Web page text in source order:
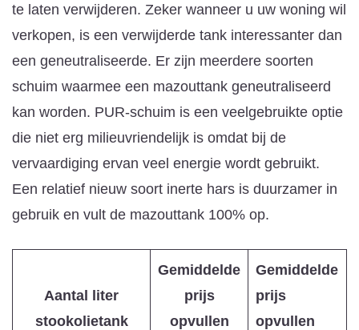
te laten verwijderen. Zeker wanneer u uw woning wil
verkopen, is een verwijderde tank interessanter dan
een geneutraliseerde. Er zijn meerdere soorten
schuim waarmee een mazouttank geneutraliseerd
kan worden. PUR-schuim is een veelgebruikte optie
die niet erg milieuvriendelijk is omdat bij de
vervaardiging ervan veel energie wordt gebruikt.
Een relatief nieuw soort inerte hars is duurzamer in
gebruik en vult de mazouttank 100% op.
Aantal liter
stookolietank
Gemiddelde
prijs
opvullen
Gemiddelde
prijs
opvullen